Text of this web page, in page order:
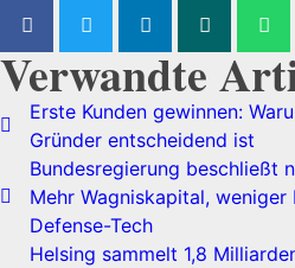
Verwandte
Erste Kunden gewinnen:
Gründer entscheidend ist
Bundesregierung beschließt
Mehr Wagniskapital,
Defense-Tech
Helsing sammelt 1,8